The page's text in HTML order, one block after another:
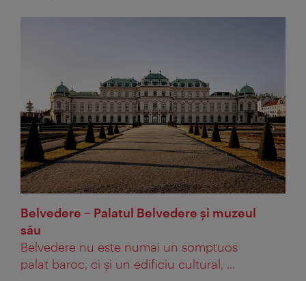
Belvedere – Palatul Belvedere şi muzeul
său
Belvedere nu este numai un somptuos
palat baroc, ci şi un edificiu cultural, ...